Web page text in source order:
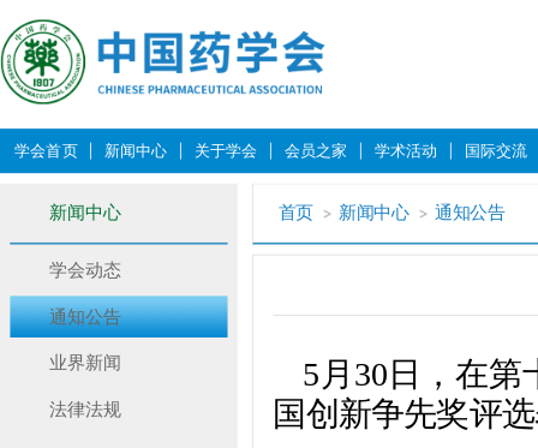
学会首页 新闻中心 关于学会 会员之家 学术活动 国际交流
新闻中心
学会动态
通知公告
业界新闻
法律法规
首页 新闻中心 通知公告
5月30日，在第
国创新争先奖评